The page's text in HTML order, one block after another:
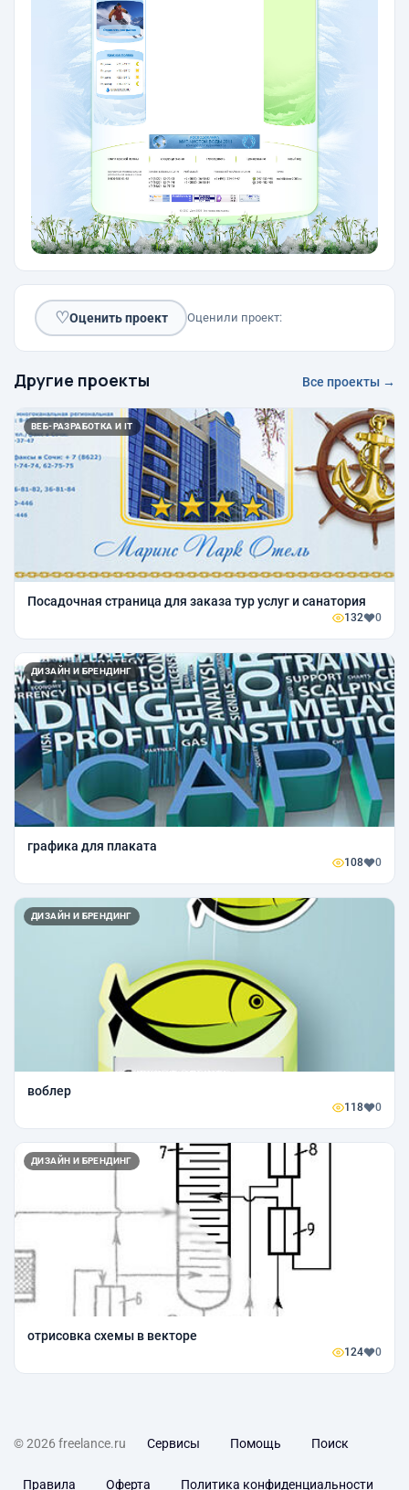
♡Оценить проект Оценили проект:
Другие проекты Все проекты →
ВЕБ-РАЗРАБОТКА И IT
Посадочная страница для заказа тур услуг и санатория
132 0
ДИЗАЙН И БРЕНДИНГ
графика для плаката
108 0
ДИЗАЙН И БРЕНДИНГ
воблер
118 0
ДИЗАЙН И БРЕНДИНГ
отрисовка схемы в векторе
124 0
© 2026 freelance.ru Сервисы Помощь Поиск
Правила Оферта Политика конфиденциальности